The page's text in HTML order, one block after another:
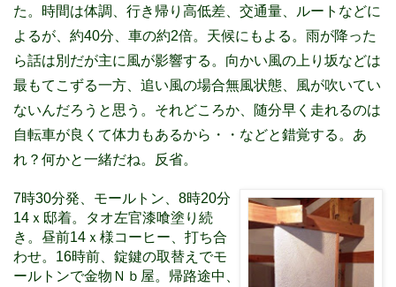
た。時間は体調、行き帰り高低差、交通量、ルートなどに
よるが、約40分、車の約2倍。天候にもよる。雨が降った
ら話は別だが主に風が影響する。向かい風の上り坂などは
最もてこずる一方、追い風の場合無風状態、風が吹いてい
ないんだろうと思う。それどころか、随分早く走れるのは
自転車が良くて体力もあるから・・などと錯覚する。あ
れ？何かと一緒だね。反省。
7時30分発、モールトン、8時20分
14ｘ邸着。タオ左官漆喰塗り続
き。昼前14ｘ様コーヒー、打ち合
わせ。16時前、錠鍵の取替えでモ
ールトンで金物Ｎｂ屋。帰路途中、